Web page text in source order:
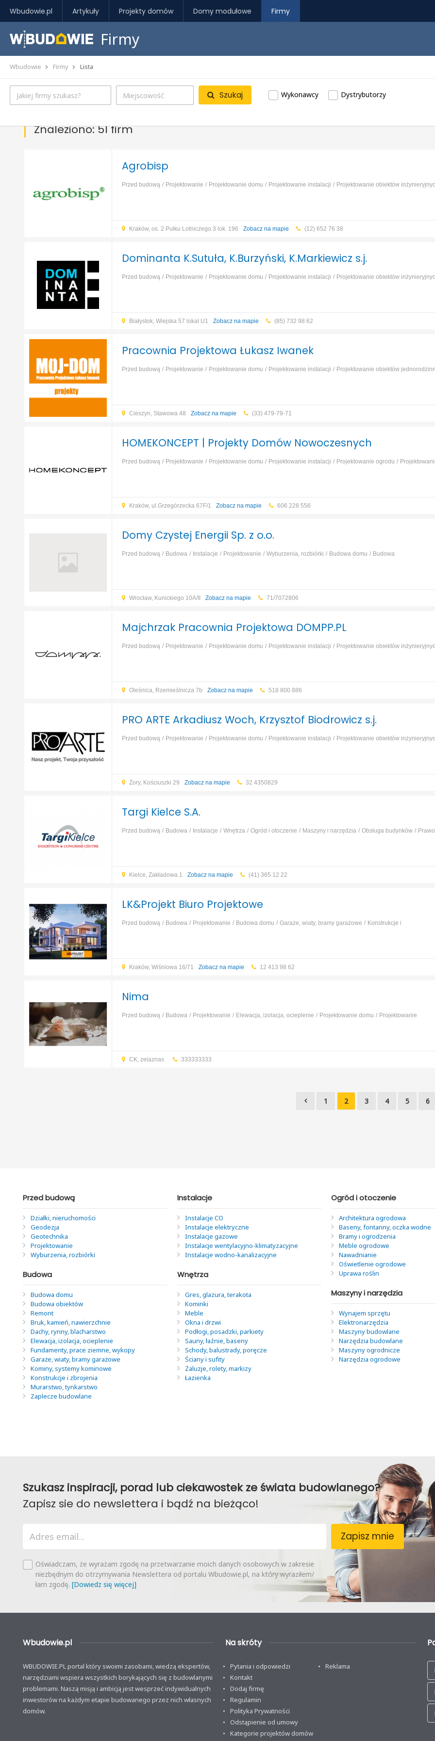
Wbudowie.pl Artykuły Projekty domów Domy modułowe Firmy
Firmy
Wbudowie Firmy Lista
Szukaj Wykonawcy Dystrybutorzy
Znaleziono: 51 firm
Agrobisp
Przed budową Projektowanie Projektowanie domu Projektowanie instalacji
Projektowanie obiektów
Kraków, os. 2 Pułku Lotniczego 3 lok. 196 Zobacz na mapie (12) 652 76 38
Dominanta K.Sutuła, K.Burzyński, K.Markiewicz s.j.
Przed budową Projektowanie Projektowanie domu Projektowanie instalacji
Projektowanie obiektów
Białystok, Wiejska 57 lokal U1 Zobacz na mapie (85) 732 98 62
Pracownia Projektowa Łukasz Iwanek
Przed budową Projektowanie Projektowanie domu Projektowanie instalacji
Projektowanie obiektów
Cieszyn, Stawowa 48 Zobacz na mapie (33) 479-79-71
HOMEKONCEPT | Projekty Domów Nowoczesnych
Przed budową Projektowanie Projektowanie domu Projektowanie instalacji Projektowanie ogrodu
Kraków, ul.Grzegórzecka 67F/1 Zobacz na mapie 606 228 556
Domy Czystej Energii Sp. z o.o.
Przed budową Budowa Instalacje Projektowanie Wyburzenia, rozbiórki Budowa domu
Budowa
Wrocław, Kunickiego 10A/II Zobacz na mapie 71/7072806
Majchrzak Pracownia Projektowa DOMPP.PL
Przed budową Projektowanie Projektowanie domu Projektowanie instalacji
Projektowanie obiektów
Oleśnica, Rzemieślnicza 7b Zobacz na mapie 518 800 886
PRO ARTE Arkadiusz Woch, Krzysztof Biodrowicz s.j.
Przed budową Projektowanie Projektowanie domu Projektowanie instalacji
Projektowanie obiektów
Żory, Kościuszki 29 Zobacz na mapie 32 4350829
Targi Kielce S.A.
Przed budową Budowa Instalacje Wnętrza Ogród i otoczenie Maszyny i narzędzia Obsługa budynków
Kielce, Zakładowa 1 Zobacz na mapie (41) 365 12 22
LK&Projekt Biuro Projektowe
Przed budową Budowa Projektowanie Budowa domu Garaże, wiaty, bramy garażowe
Konstrukcje i
Kraków, Wiśniowa 16/71 Zobacz na mapie 12 413 98 62
Nima
Przed budową Budowa Projektowanie Elewacja, izolacja, ocieplenie Projektowanie domu
Projektowanie
CK, zelaznas 333333333
1 2 3 4 5 6
Przed budową
Działki, nieruchomości
Geodezja
Geotechnika
Projektowanie
Wyburzenia, rozbiórki
Budowa
Budowa domu
Budowa obiektów
Remont
Bruk, kamień, nawierzchnie
Dachy, rynny, blacharstwo
Elewacja, izolacja, ocieplenie
Fundamenty, prace ziemne, wykopy
Garaże, wiaty, bramy garażowe
Kominy, systemy kominowe
Konstrukcje i zbrojenia
Murarstwo, tynkarstwo
Zaplecze budowlane
Instalacje
Instalacje CO
Instalacje elektryczne
Instalacje gazowe
Instalacje wentylacyjno-klimatyzacyjne
Instalacje wodno-kanalizacyjne
Wnętrza
Gres, glazura, terakota
Kominki
Meble
Okna i drzwi
Podłogi, posadzki, parkiety
Sauny, łaźnie, baseny
Schody, balustrady, poręcze
Ściany i sufity
Żaluzje, rolety, markizy
Łazienka
Ogród i otoczenie
Architektura ogrodowa
Baseny, fontanny, oczka wodne
Bramy i ogrodzenia
Meble ogrodowe
Nawadnianie
Oświetlenie ogrodowe
Uprawa roślin
Maszyny i narzędzia
Wynajem sprzętu
Elektronarzędzia
Maszyny budowlane
Narzędzia budowlane
Maszyny ogrodnicze
Narzędzia ogrodowe
Szukasz inspiracji, porad lub ciekawostek ze świata budowlanego?
Zapisz sie do newslettera i bądź na bieżąco!
Zapisz mnie
Oświadczam, że wyrażam zgodę na przetwarzanie moich danych osobowych w zakresie
niezbędnym do otrzymywania Newslettera od portalu Wbudowie.pl, na który wyraziłem/
łam zgodę. [Dowiedz się więcej]
Wbudowie.pl
WBUDOWIE.PL portal który swoimi zasobami, wiedzą ekspertów,
narzędziami wspiera wszystkich borykających się z budowlanymi
problemami. Naszą misją i ambicją jest wesprzeć indywidualnych
inwestorów na każdym etapie budowanego przez nich własnych
domów.
Na skróty
Pytania i odpowiedzi
Kontakt
Dodaj firmę
Regulamin
Polityka Prywatności
Odstąpienie od umowy
Kategorie projektów domów
Reklama